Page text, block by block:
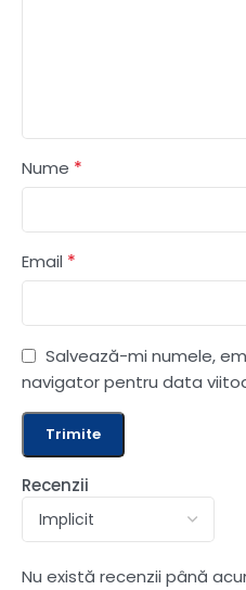
Recenzii
Nu există recenzii până
Nume *
Email *
Salvează-mi numele,
navigator pentru data